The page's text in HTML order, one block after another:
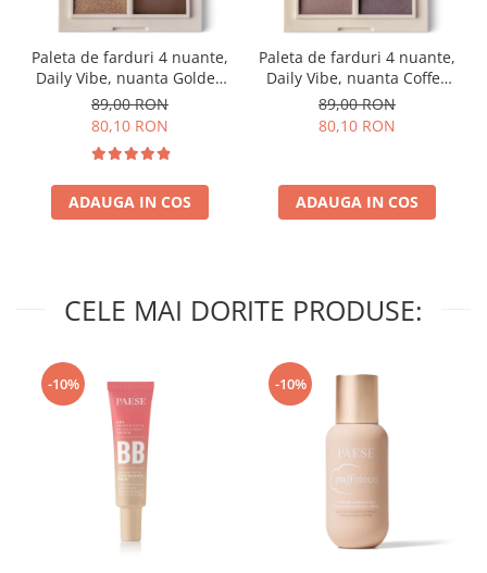
Paleta de farduri 4 nuante,
Daily Vibe, nuanta Golden
Hour 01 - 5,5g
89,00 RON
80,10 RON
ADAUGA IN COS
Paleta de farduri 4 nuante,
Daily Vibe, nuanta Coffee
Break 03 - 5,5g
89,00 RON
80,10 RON
ADAUGA IN COS
CELE MAI DORITE PRODUSE:
-10% -10%